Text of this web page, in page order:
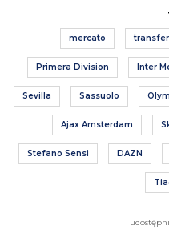
mercato
Primera Division Inter
Sevilla Sassuolo
Ajax Amsterdam
Stefano Sensi DAZN